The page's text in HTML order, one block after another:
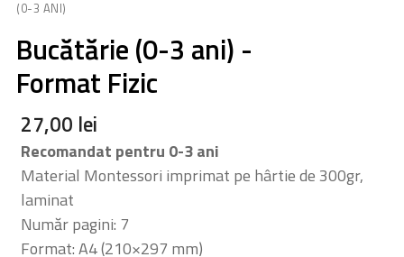
(0-3 ANI)
Bucătărie (0-3 ani) -
Format Fizic
27,00 lei
Recomandat pentru 0-3 ani
Material Montessori imprimat pe hârtie de 300gr,
laminat
Număr pagini: 7
Format: A4 (210×297 mm)